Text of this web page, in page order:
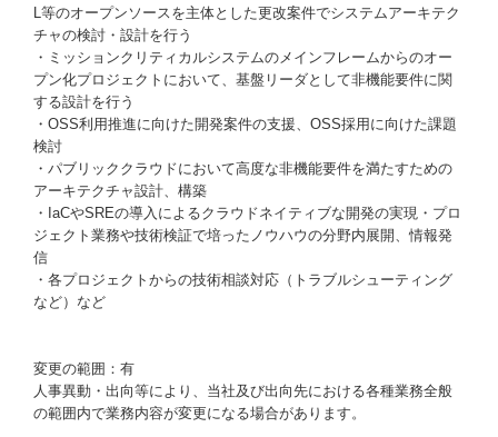
L等のオープンソースを主体とした更改案件でシステムアーキテク
チャの検討・設計を行う
・ミッションクリティカルシステムのメインフレームからのオー
プン化プロジェクトにおいて、基盤リーダとして非機能要件に関
する設計を行う
・OSS利用推進に向けた開発案件の支援、OSS採用に向けた課題
検討
・パブリッククラウドにおいて高度な非機能要件を満たすための
アーキテクチャ設計、構築
・IaCやSREの導入によるクラウドネイティブな開発の実現・プロ
ジェクト業務や技術検証で培ったノウハウの分野内展開、情報発
信
・各プロジェクトからの技術相談対応（トラブルシューティング
など）など
変更の範囲：有
人事異動・出向等により、当社及び出向先における各種業務全般
の範囲内で業務内容が変更になる場合があります。